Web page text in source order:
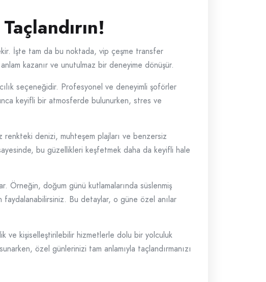
İşte tam da bu noktada, vip çeşme transfer
kazanır ve unutulmaz bir deneyime dönüşür.
seçeneğidir. Profesyonel ve deneyimli şoförler
keyifli bir atmosferde bulunurken, stres ve
denizi, muhteşem plajları ve benzersiz
bu güzellikleri keşfetmek daha da keyifli hale
Örneğin, doğum günü kutlamalarında süslenmiş
Bu detaylar, o güne özel anılar
ve kişiselleştirilebilir hizmetlerle dolu bir yolculuk
özel günlerinizi tam anlamıyla taçlandırmanızı